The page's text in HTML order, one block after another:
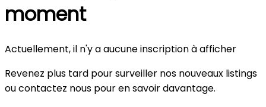
moment
Actuellement, il n'y a aucune inscription à afficher
Revenez plus tard pour surveiller nos nouveaux listings
ou contactez nous pour en savoir davantage.